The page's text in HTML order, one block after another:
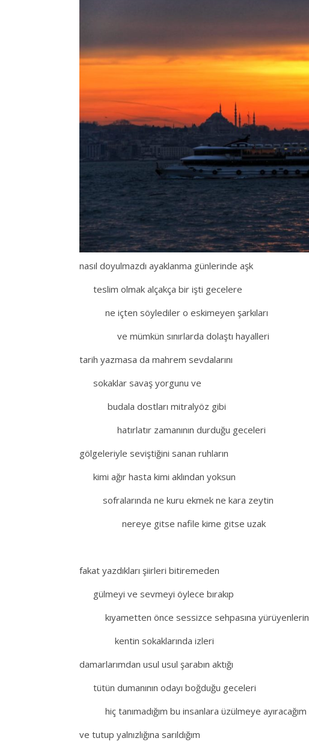
nasıl doyulmazdı ayaklanma günlerinde aşk
teslim olmak alçakça bir işti gecelere
ne içten söylediler o eskimeyen şarkıları
ve mümkün sınırlarda dolaştı hayalleri
tarih yazmasa da mahrem sevdalarını
sokaklar savaş yorgunu ve
budala dostları mitralyöz gibi
hatırlatır zamanının durduğu geceleri
gölgeleriyle seviştiğini sanan ruhların
kimi ağır hasta kimi aklından yoksun
sofralarında ne kuru ekmek ne kara zeytin
nereye gitse nafile kime gitse uzak
fakat yazdıkları şiirleri bitiremeden
gülmeyi ve sevmeyi öylece bırakıp
kıyametten önce sessizce sehpasına yürüyenlerin
kentin sokaklarında izleri
damarlarımdan usul usul şarabın aktığı
tütün dumanının odayı boğduğu geceleri
hiç tanımadığım bu insanlara üzülmeye ayıracağım
ve tutup yalnızlığına sarıldığım